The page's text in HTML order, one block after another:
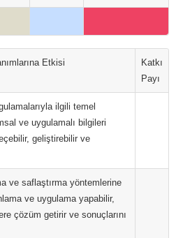
Etkisi
Katkı
Payı
ilgili temel
ve uygulamalı bilgileri
geliştirebilir ve
ve saflaştırma yöntemlerine
ve uygulama yapabilir,
çözüm getirir ve sonuçlarını